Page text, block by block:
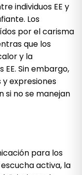
individuos EE y
Los
por el carisma
que los
y la
Sin embargo,
y expresiones
si no se manejan
para los
activa, la